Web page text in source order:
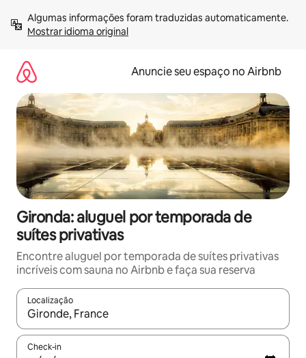
para
Mostrar idioma original
Anuncie seu espaço no Airbnb
Gironda: aluguel por temporada de
suítes privativas
Encontre aluguel por temporada de suítes privativas
incríveis com sauna no Airbnb e faça sua reserva
Localização
Quando os resultados estiverem disponíveis, explore-os
Check-in